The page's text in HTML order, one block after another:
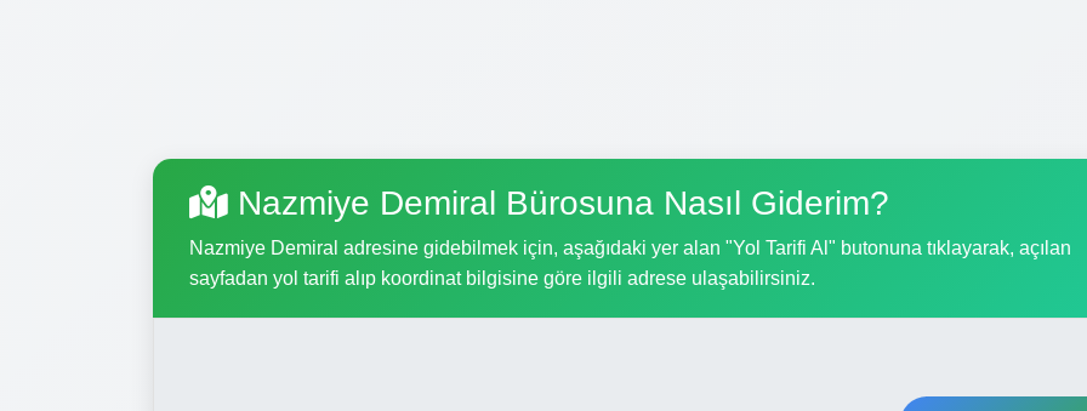
Nazmiye Demiral Bürosuna Nasıl Giderim?
Nazmiye Demiral adresine gidebilmek için, aşağıdaki yer alan "Yol Tarifi Al" butonuna tıklayarak, açılan
sayfadan yol tarifi alıp koordinat bilgisine göre ilgili adrese ulaşabilirsiniz.